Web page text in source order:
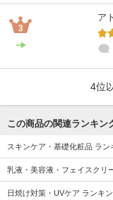
ア
4位
この商品の関連ランキン
スキンケア・基礎化粧品 ラン
乳液・美容液・フェイスクリ
日焼け対策・UVケア ランキ